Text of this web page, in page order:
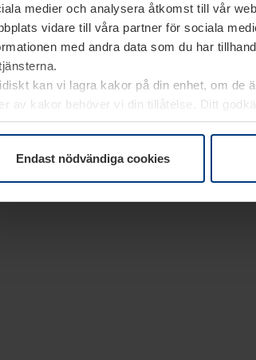
medier och analysera åtkomst till vår
vidare till våra partner för sociala
med andra data som du har
kan vi lagra kakor på din enhet, om de
av kakor behöver vi din tillåtelse. Ditt
underDataskyddsförklaringpå vår
Endast nödvändiga cookies